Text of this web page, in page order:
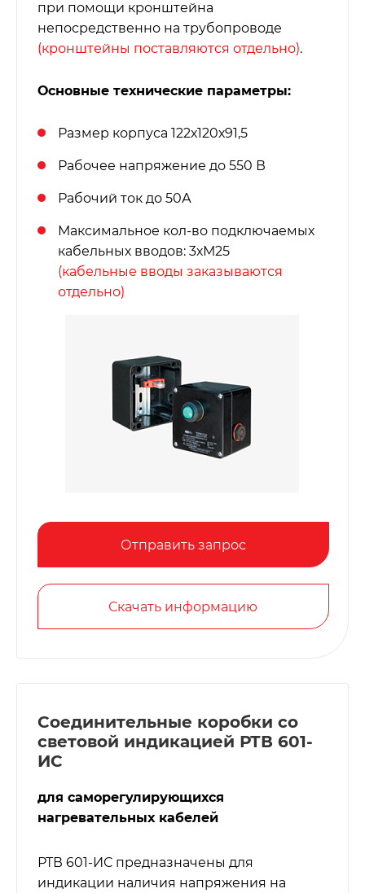
при помощи кронштейна
непосредственно на трубопроводе
(кронштейны поставляются отдельно).
Основные технические параметры:
Размер корпуса 122х120х91,5
Рабочее напряжение до 550 В
Рабочий ток до 50А
Максимальное кол-во подключаемых
кабельных вводов: 3хМ25
(кабельные вводы заказываются
отдельно)
Отправить запрос
Скачать информацию
Соединительные коробки со
световой индикацией РТВ 601-
ИС
для саморегулирующихся
нагревательных кабелей
РТВ 601-ИС предназначены для
индикации наличия напряжения на